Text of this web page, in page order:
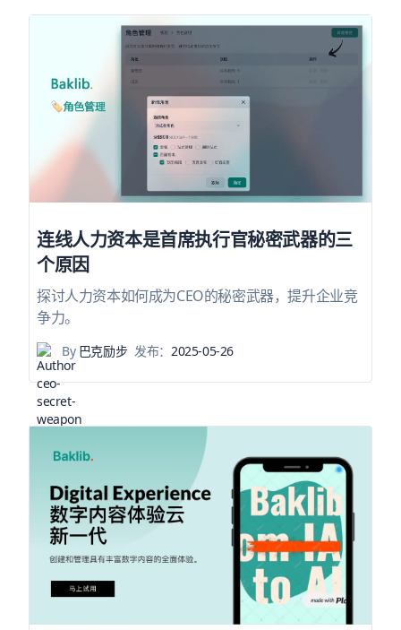
连线人力资本是首席执行官秘密武器的三
个原因
探讨人力资本如何成为CEO的秘密武器，提升企业竞
争力。
By巴克励步 发布： 2025-05-26